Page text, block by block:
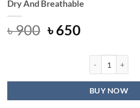
Dry And Breathable
৳900 Original
৳650Current
is:
৳ 650.CP1197
BUY NOW